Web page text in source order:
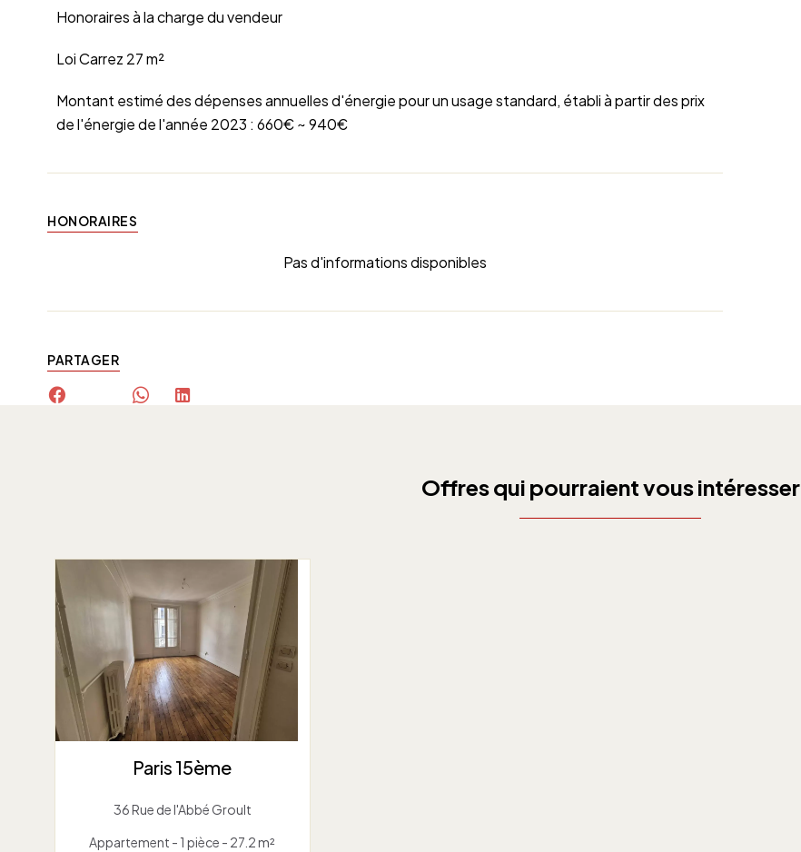
Honoraires à la charge du vendeur
Loi Carrez 27 m²
Montant estimé des dépenses annuelles d'énergie pour un usage standard, établi à partir des prix
de l'énergie de l'année 2023 : 660€ ~ 940€
HONORAIRES
Pas d'informations disponibles
PARTAGER
Offres qui pourraient vous intéresser
Paris 15ème
36 Rue de l'Abbé Groult
Appartement - 1 pièce - 27.2 m²